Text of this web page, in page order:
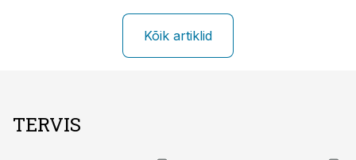
Kõik artiklid
TERVIS